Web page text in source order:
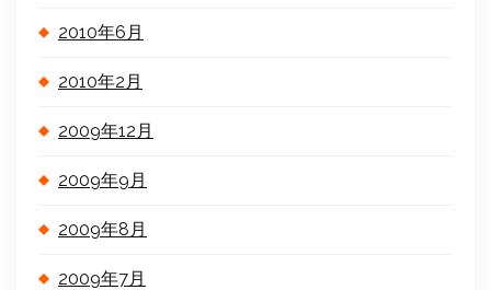
2010年6月
2010年2月
2009年12月
2009年9月
2009年8月
2009年7月